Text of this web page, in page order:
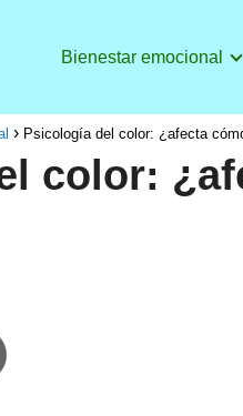
Bienestar emocional
Psicología del color: ¿afecta
color: